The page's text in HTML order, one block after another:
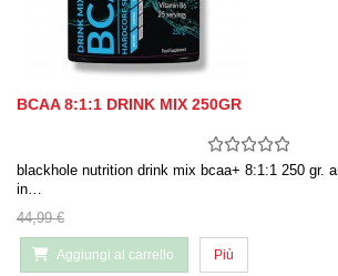
BCAA 8:1:1 DRINK MIX 250GR
blackhole nutrition drink mix bcaa+ 8:1:1 250 gr.
in…
44,99 €
Aggiungi al carrello Più